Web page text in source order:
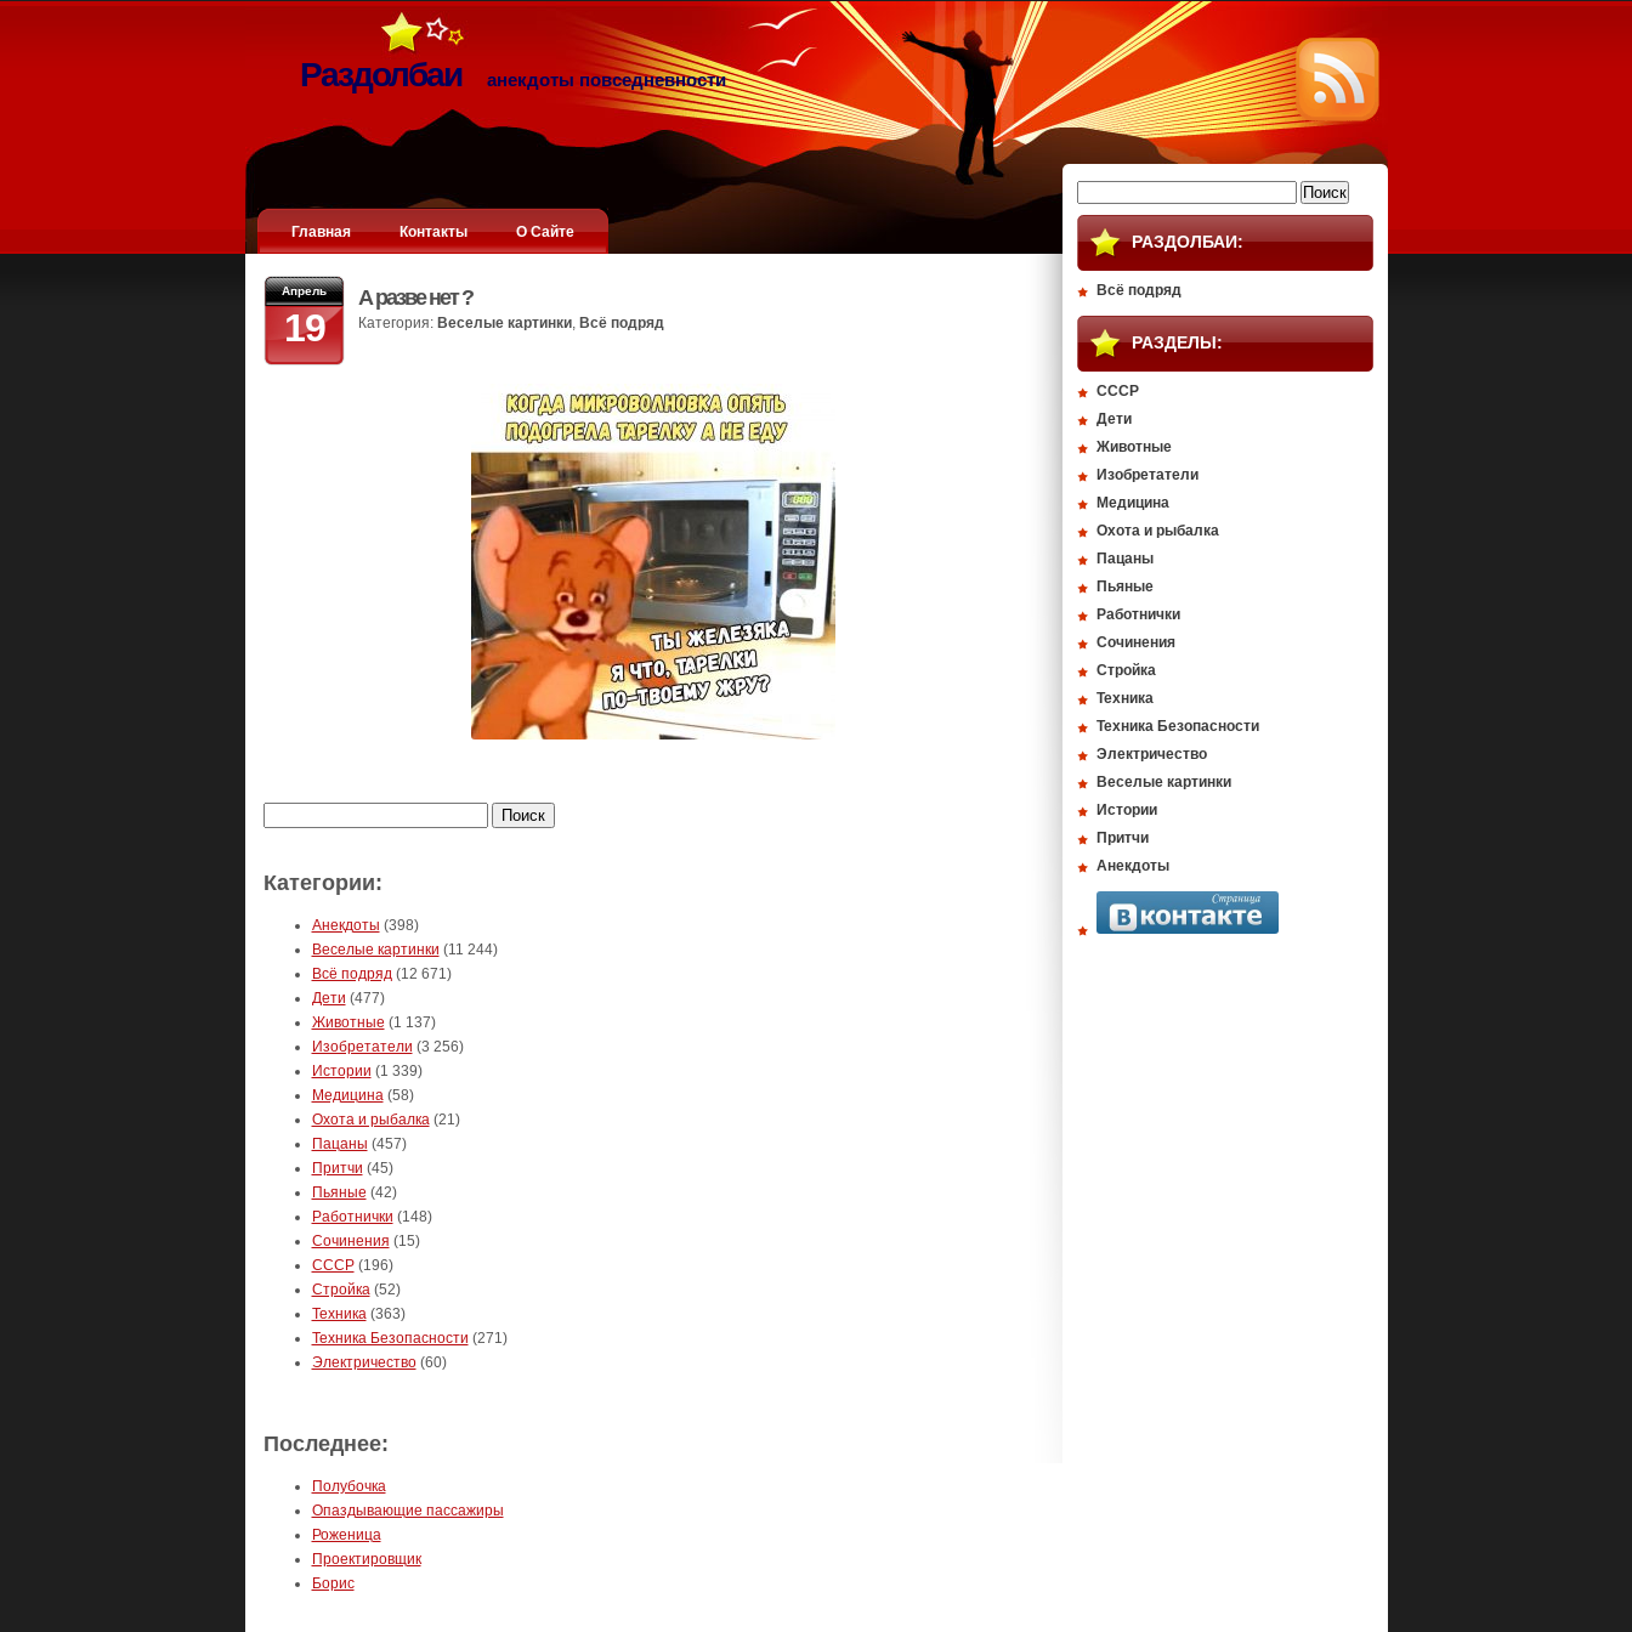
Раздолбаи анекдоты повседневности
Главная Контакты О Сайте
Апрель
19
А разве нет ?
Категория: Веселые картинки, Всё подряд
Категории:
Анекдоты (398)
Веселые картинки (11 244)
Всё подряд(12 671)
Дети (477)
Животные (1 137)
Изобретатели (3 256)
Истории (1 339)
Медицина(58)
Охота и рыбалка(21)
Пацаны (457)
Притчи (45)
Пьяные (42)
Работнички (148)
Сочинения (15)
СССР(196)
Стройка(52)
Техника(363)
Техника Безопасности (271)
Электричество(60)
Последнее:
Полубочка
Опаздывающие пассажиры
Роженица
Проектировщик
Борис
РАЗДОЛБАИ:
Всё подряд
РАЗДЕЛЫ:
СССР
Дети
Животные
Изобретатели
Медицина
Охота и рыбалка
Пацаны
Пьяные
Работнички
Сочинения
Стройка
Техника
Техника Безопасности
Электричество
Веселые картинки
Истории
Притчи
Анекдоты